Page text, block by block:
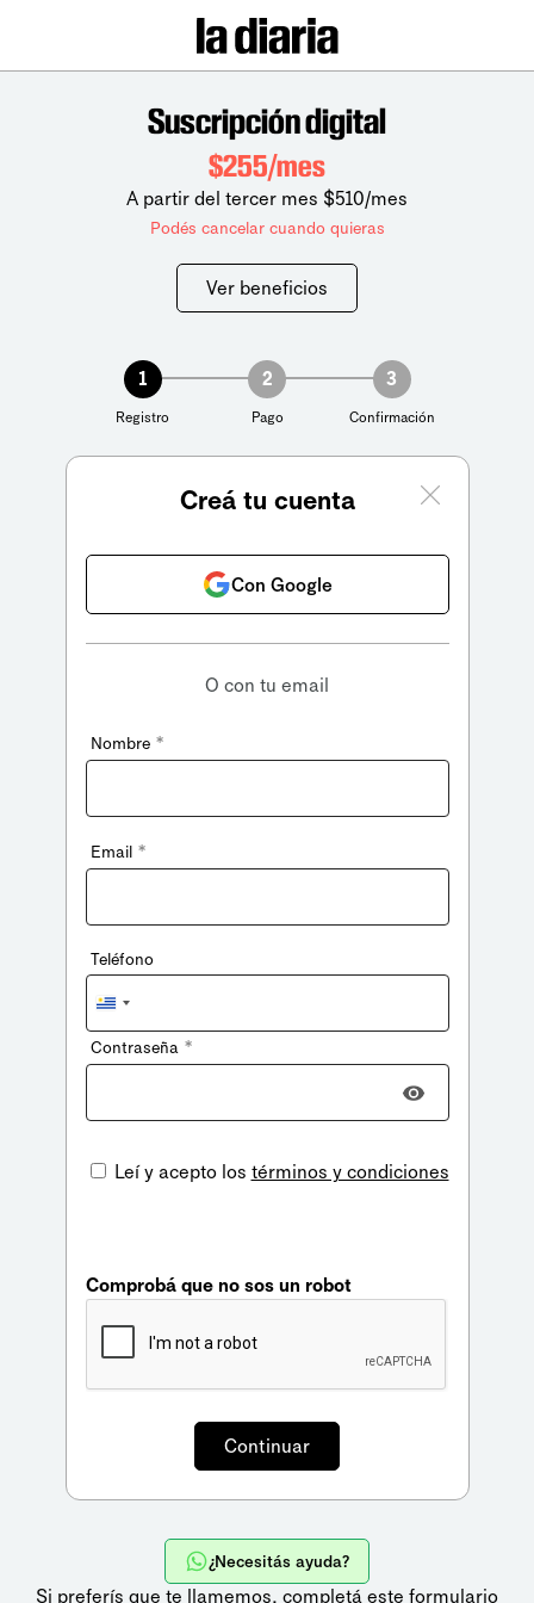
Suscripción digital
$255/mes
A partir del tercer mes $510/mes
Podés cancelar cuando quieras
Ver beneficios
1
Registro
2
Pago
3
Confirmación
Creá tu cuenta
Con Google
O con tu email
Nombre *
Email *
Teléfono
Uruguay
+598
Contraseña *
Leí y acepto los términos y condiciones
Comprobá que no sos un robot
¿Necesitás ayuda?
Si preferís que te llamemos, completá este formulario